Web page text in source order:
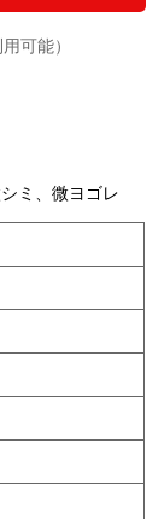
可能）
ミ、微ヨゴレ